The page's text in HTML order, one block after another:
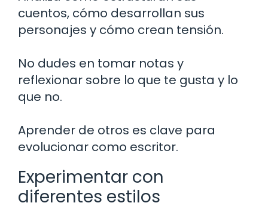
cuentos, cómo desarrollan sus
personajes y cómo crean tensión.
No dudes en tomar notas y
reflexionar sobre lo que te gusta y lo
que no.
Aprender de otros es clave para
evolucionar como escritor.
Experimentar con
diferentes estilos